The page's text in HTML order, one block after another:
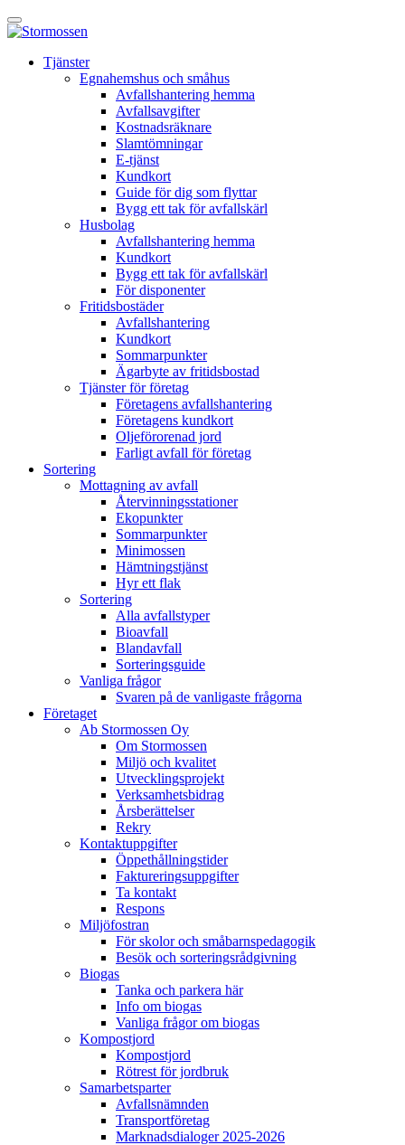
Skip
toÖppna
huvudmeny
tjänst
Tjänster
Egnahemshus och småhus
Avfallshantering hemma
Avfallsavgifter
Kostnadsräknare
Slamtömningar
E-tjänst
Kundkort
Guide för dig som flyttar
Bygg ett tak för avfallskärl
Husbolag
Avfallshantering hemma
Kundkort
Bygg ett tak för avfallskärl
För disponenter
Fritidsbostäder
Avfallshantering
Kundkort
Sommarpunkter
Ägarbyte av fritidsbostad
Tjänster för företag
Företagens avfallshantering
Företagens kundkort
Oljeförorenad jord
Farligt avfall för företag
Sortering
Mottagning av avfall
Återvinningsstationer
Ekopunkter
Sommarpunkter
Minimossen
Hämtningstjänst
Hyr ett flak
Sortering
Alla avfallstyper
Bioavfall
Blandavfall
Sorteringsguide
Vanliga frågor
Svaren på de vanligaste frågorna
Företaget
Ab Stormossen Oy
Om Stormossen
Miljö och kvalitet
Utvecklingsprojekt
Verksamhetsbidrag
Årsberättelser
Rekry
Kontaktuppgifter
Öppethållningstider
Faktureringsuppgifter
Ta kontakt
Respons
Miljöfostran
För skolor och småbarnspedagogik
Besök och sorteringsrådgivning
Biogas
Tanka och parkera här
Info om biogas
Vanliga frågor om biogas
Kompostjord
Kompostjord
Rötrest för jordbruk
Samarbetsparter
Avfallsnämnden
Transportföretag
Marknadsdialoger 2025-2026